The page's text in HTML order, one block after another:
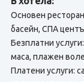
Основен
басейн, СПА
Безплатни
маса, плажен
Платени услуги: